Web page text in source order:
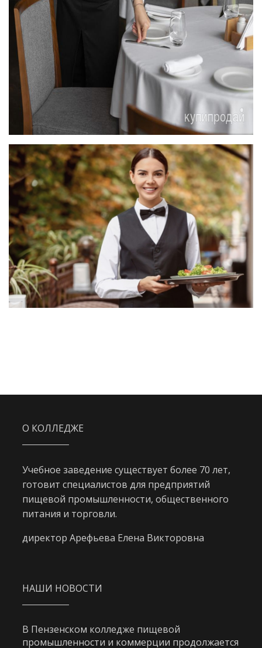
О КОЛЛЕДЖЕ
Учебное заведение существует более 70 лет,
готовит специалистов для предприятий
пищевой промышленности, общественного
питания и торговли.
директор Арефьева Елена Викторовна
НАШИ НОВОСТИ
В Пензенском колледже пищевой
промышленности и коммерции продолжается